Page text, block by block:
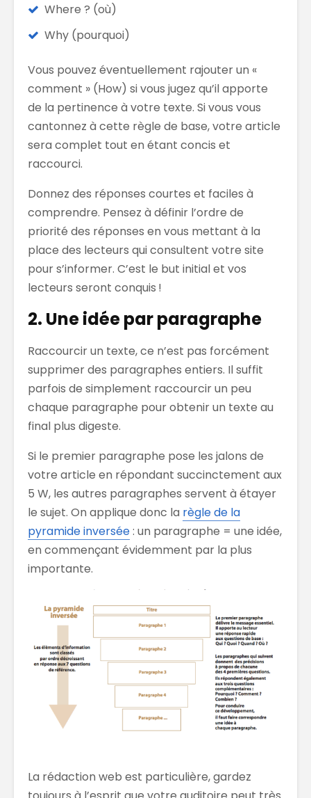
Where ? (où)
Why (pourquoi)
Vous pouvez éventuellement rajouter un «
comment » (How) si vous jugez qu’il apporte
de la pertinence à votre texte. Si vous vous
cantonnez à cette règle de base, votre article
sera complet tout en étant concis et
raccourci.
Donnez des réponses courtes et faciles à
comprendre. Pensez à définir l’ordre de
priorité des réponses en vous mettant à la
place des lecteurs qui consultent votre site
pour s’informer. C’est le but initial et vos
lecteurs seront conquis !
2. Une idée par paragraphe
Raccourcir un texte, ce n’est pas forcément
supprimer des paragraphes entiers. Il suffit
parfois de simplement raccourcir un peu
chaque paragraphe pour obtenir un texte au
final plus digeste.
Si le premier paragraphe pose les jalons de
votre article en répondant succinctement aux
5 W, les autres paragraphes servent à étayer
le sujet. On applique donc la règle de la
pyramide inversée: un paragraphe = une idée,
en commençant évidemment par la plus
importante.
La rédaction web est particulière, gardez